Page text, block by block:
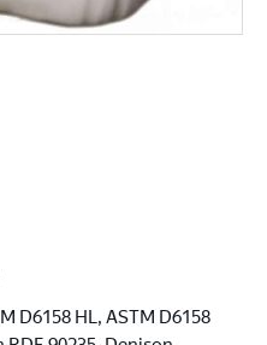
D6158 HL, ASTM D6158